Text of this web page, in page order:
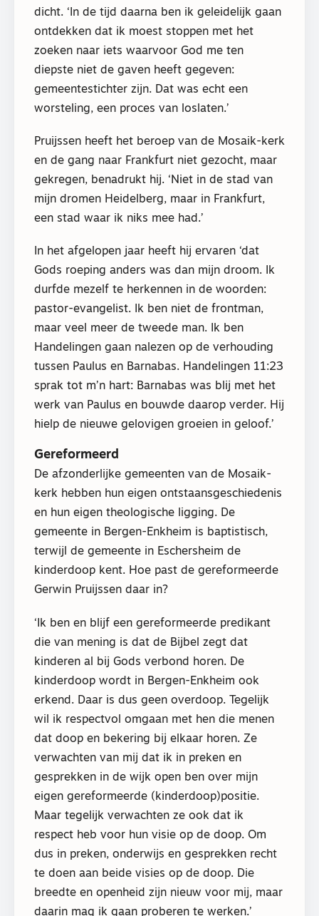
dicht. ‘In de tijd daarna ben ik geleidelijk gaan
ontdekken dat ik moest stoppen met het
zoeken naar iets waarvoor God me ten
diepste niet de gaven heeft gegeven:
gemeentestichter zijn. Dat was echt een
worsteling, een proces van loslaten.’
Pruijssen heeft het beroep van de Mosaik-kerk
en de gang naar Frankfurt niet gezocht, maar
gekregen, benadrukt hij. ‘Niet in de stad van
mijn dromen Heidelberg, maar in Frankfurt,
een stad waar ik niks mee had.’
In het afgelopen jaar heeft hij ervaren ‘dat
Gods roeping anders was dan mijn droom. Ik
durfde mezelf te herkennen in de woorden:
pastor-evangelist. Ik ben niet de frontman,
maar veel meer de tweede man. Ik ben
Handelingen gaan nalezen op de verhouding
tussen Paulus en Barnabas. Handelingen 11:23
sprak tot m’n hart: Barnabas was blij met het
werk van Paulus en bouwde daarop verder. Hij
hielp de nieuwe gelovigen groeien in geloof.’
Gereformeerd
De afzonderlijke gemeenten van de Mosaik-
kerk hebben hun eigen ontstaansgeschiedenis
en hun eigen theologische ligging. De
gemeente in Bergen-Enkheim is baptistisch,
terwijl de gemeente in Eschersheim de
kinderdoop kent. Hoe past de gereformeerde
Gerwin Pruijssen daar in?
‘Ik ben en blijf een gereformeerde predikant
die van mening is dat de Bijbel zegt dat
kinderen al bij Gods verbond horen. De
kinderdoop wordt in Bergen-Enkheim ook
erkend. Daar is dus geen overdoop. Tegelijk
wil ik respectvol omgaan met hen die menen
dat doop en bekering bij elkaar horen. Ze
verwachten van mij dat ik in preken en
gesprekken in de wijk open ben over mijn
eigen gereformeerde (kinderdoop)positie.
Maar tegelijk verwachten ze ook dat ik
respect heb voor hun visie op de doop. Om
dus in preken, onderwijs en gesprekken recht
te doen aan beide visies op de doop. Die
breedte en openheid zijn nieuw voor mij, maar
daarin mag ik gaan proberen te werken.’